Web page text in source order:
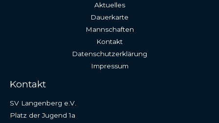
Aktuelles
Dauerkarte
Mannschaften
Kontakt
Datenschutzerklärung
Impressum
Kontakt
SV Langenberg e.V.
Platz der Jugend 1a